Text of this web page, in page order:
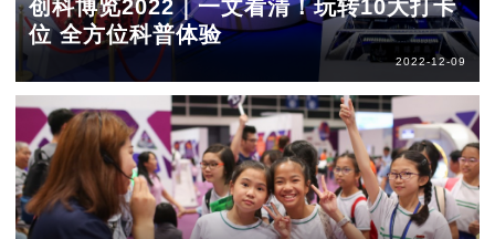
创科博览2022｜一文看清！玩转10大打卡
位 全方位科普体验
2022-12-09